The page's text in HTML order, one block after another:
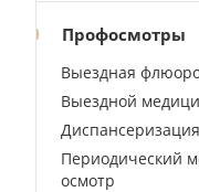
Профосмотры
Выездная
Выездной
Периодический
осмотр